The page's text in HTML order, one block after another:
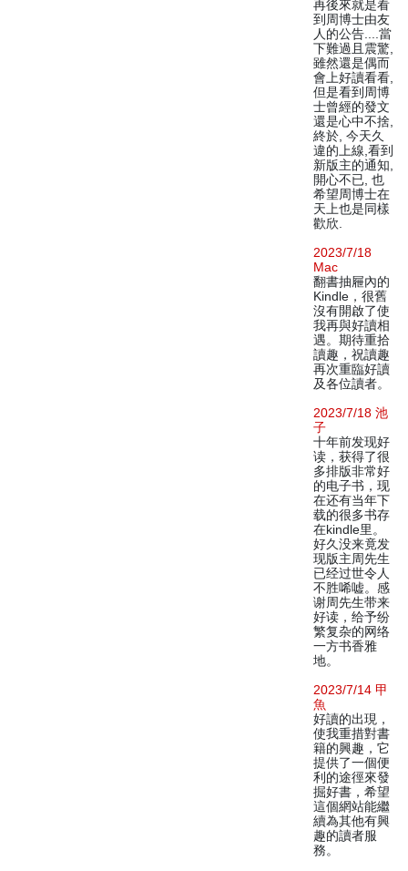
再後來就是看
到周博士由友
人的公告....當
下難過且震驚,
雖然還是偶而
會上好讀看看,
但是看到周博
士曾經的發文
還是心中不捨,
終於, 今天久
違的上線,看到
新版主的通知,
開心不已, 也
希望周博士在
天上也是同樣
歡欣.
2023/7/18
Mac
翻書抽屜內的
Kindle，很舊
沒有開啟了使
我再與好讀相
遇。期待重拾
讀趣，祝讀趣
再次重臨好讀
及各位讀者。
2023/7/18 池
子
十年前发现好
读，获得了很
多排版非常好
的电子书，现
在还有当年下
载的很多书存
在kindle里。
好久没来竟发
现版主周先生
已经过世令人
不胜唏嘘。感
谢周先生带来
好读，给予纷
繁复杂的网络
一方书香雅
地。
2023/7/14 甲
魚
好讀的出現，
使我重措對書
籍的興趣，它
提供了一個便
利的途徑來發
掘好書，希望
這個網站能繼
續為其他有興
趣的讀者服
務。